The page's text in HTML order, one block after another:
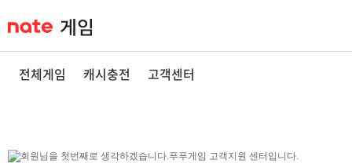
전체게임 캐시충전 고객센터